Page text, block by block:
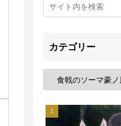
カテゴリー